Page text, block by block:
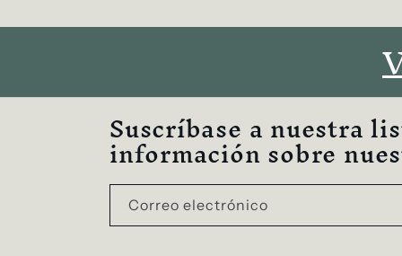
Suscríbase a nuestra
información sobre
Correo electrónico